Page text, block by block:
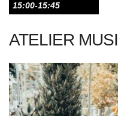
15:00-15:45
ATELIER